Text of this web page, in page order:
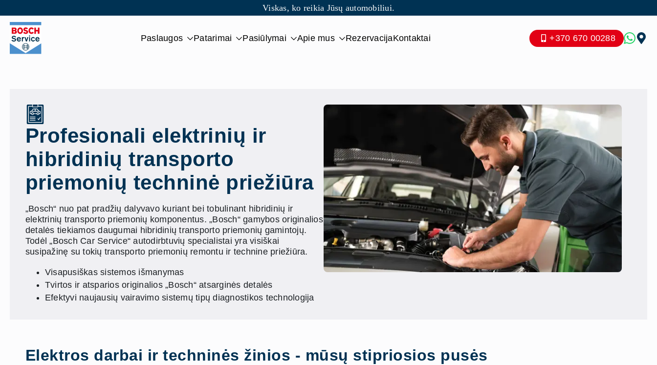
to
main
content
Viskas, ko reikia Jūsų automobiliui.
Paslaugos Patarimai Pasiūlymai Apie mus RezervacijaKontaktai +370 670 00288
Profesionali elektrinių ir
hibridinių transporto
priemonių techninė priežiūra
„Bosch“ nuo pat pradžių dalyvavo kuriant bei tobulinant hibridinių ir
elektrinių transporto priemonių komponentus. „Bosch“ gamybos originalios
detalės tiekiamos daugumai hibridinių transporto priemonių gamintojų.
Todėl „Bosch Car Service“ autodirbtuvių specialistai yra visiškai
susipažinę su tokių transporto priemonių remontu ir technine priežiūra.
Visapusiškas sistemos išmanymas
Tvirtos ir atsparios originalios „Bosch“ atsarginės detalės
Efektyvi naujausių vairavimo sistemų tipų diagnostikos technologija
Elektros darbai ir techninės žinios - mūsų stipriosios pusės